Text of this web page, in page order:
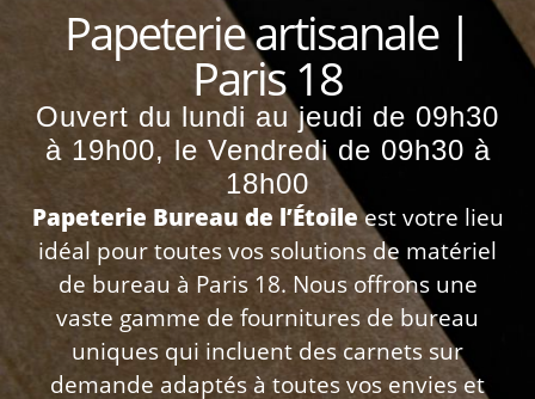
Papeterie artisanale |
Paris 18
Ouvert du lundi au jeudi de 09h30
à 19h00, le Vendredi de 09h30 à
18h00
Papeterie Bureau de l’Étoileest votre lieu
idéal pour toutes vos solutions de matériel
de bureau à Paris 18. Nous offrons une
vaste gamme de fournitures de bureau
uniques qui incluent des carnets sur
demande adaptés à toutes vos envies et